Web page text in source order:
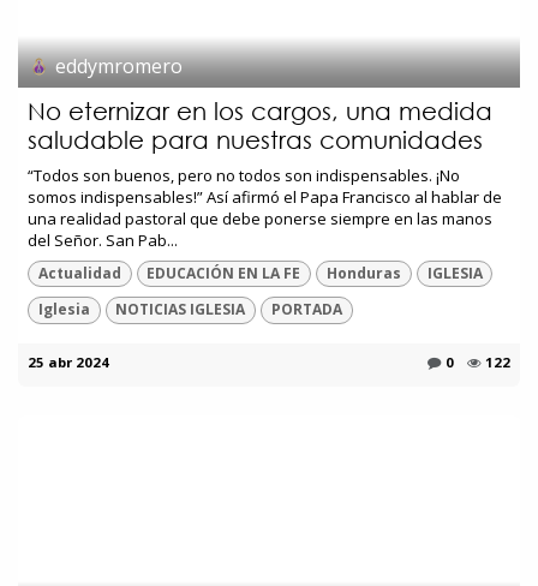
eddymromero
No eternizar en los cargos, una medida
saludable para nuestras comunidades
“Todos son buenos, pero no todos son indispensables. ¡No
somos indispensables!” Así afirmó el Papa Francisco al hablar de
una realidad pastoral que debe ponerse siempre en las manos
del Señor. San Pab...
Actualidad EDUCACIÓN EN LA FE Honduras
IGLESIA
Iglesia
NOTICIAS IGLESIA PORTADA
25 abr 2024 0 122